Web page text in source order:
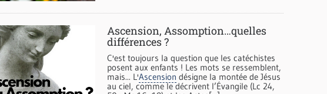
Ascension, Assomption…quelles
différences ?
C'est toujours la question que les catéchistes
posent aux enfants ! Les mots se ressemblent,
mais... L'Ascension désigne la montée de Jésus
au ciel, comme le décrivent l’Évangile (Lc 24,